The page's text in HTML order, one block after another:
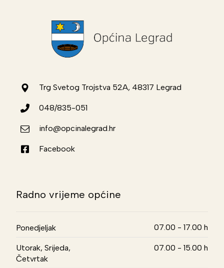
Trg Svetog Trojstva 52A, 48317 Legrad
048/835-051
info@opcinalegrad.hr
Facebook
Radno vrijeme općine
Ponedjeljak 07.00 - 17.00 h
Utorak, Srijeda,
Četvrtak
07.00 - 15.00 h